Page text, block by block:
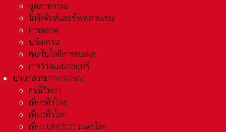
อุตสาหกรรม
โลจิสติกส์และชัพพลายเชน
การตลาด
นวัตกรรม
เทคโนโลยีสารสนเทศ
การวางแผนกลยุทธ์
นานาสาระOTHER PAGE
ธรณีวิทยา
เที่ยวทั่วไทย
เที่ยวทั่วโลก
เที่ยว UNESCO มรดกโลก